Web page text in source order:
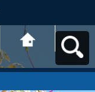
春日部市市民活動セ
ンター ぽぽら春日部
へ戻る